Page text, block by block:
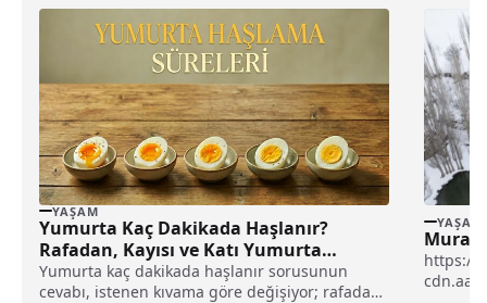
YAŞAM
Yumurta Kaç Dakikada Haşlanır?
Rafadan, Kayısı ve Katı Yumurta
Dakikaları
Yumurta kaç dakikada haşlanır sorusunun
cevabı, istenen kıvama göre değişiyor; rafadan,
YAŞAM
https://